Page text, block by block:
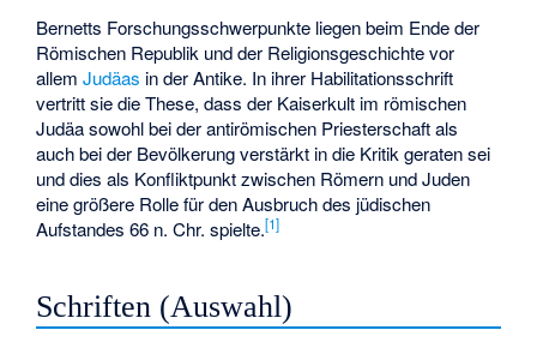
Bernetts Forschungsschwerpunkte liegen beim Ende der
Römischen Republik und der Religionsgeschichte vor
allemJudäas in der Antike. In ihrer Habilitationsschrift
vertritt sie die These, dass der Kaiserkult im römischen
Judäa sowohl bei der antirömischen Priesterschaft als
auch bei der Bevölkerung verstärkt in die Kritik geraten sei
und dies als Konfliktpunkt zwischen Römern und Juden
eine größere Rolle für den Ausbruch des jüdischen
Aufstandes 66 n. Chr. spielte.[1]
Schriften (Auswahl)